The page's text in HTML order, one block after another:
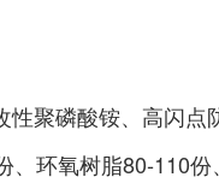
聚磷酸铵、高闪
、环氧树脂80‑110